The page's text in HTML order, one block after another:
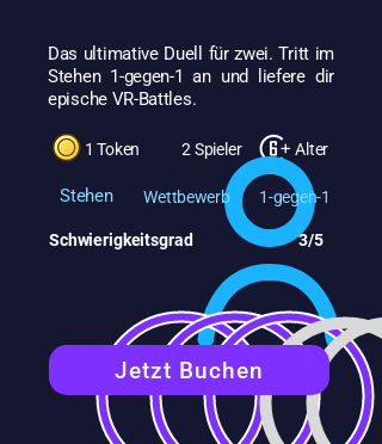
Das ultimative Duell für zwei. Tritt im
Stehen 1-gegen-1 an und liefere dir
epische VR-Battles.
1 Token 2 Spieler Alter
Stehen Wettbewerb 1-gegen-1
Schwierigkeitsgrad 3/5
Jetzt Buchen